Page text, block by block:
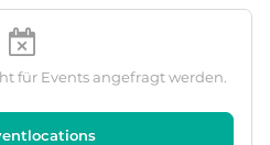
für Events angefragt werden.